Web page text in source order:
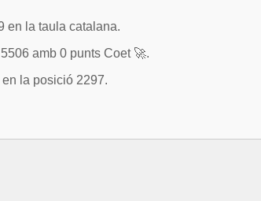
en la taula catalana.
amb 0 punts Coet 🚀.
la posició 2297.